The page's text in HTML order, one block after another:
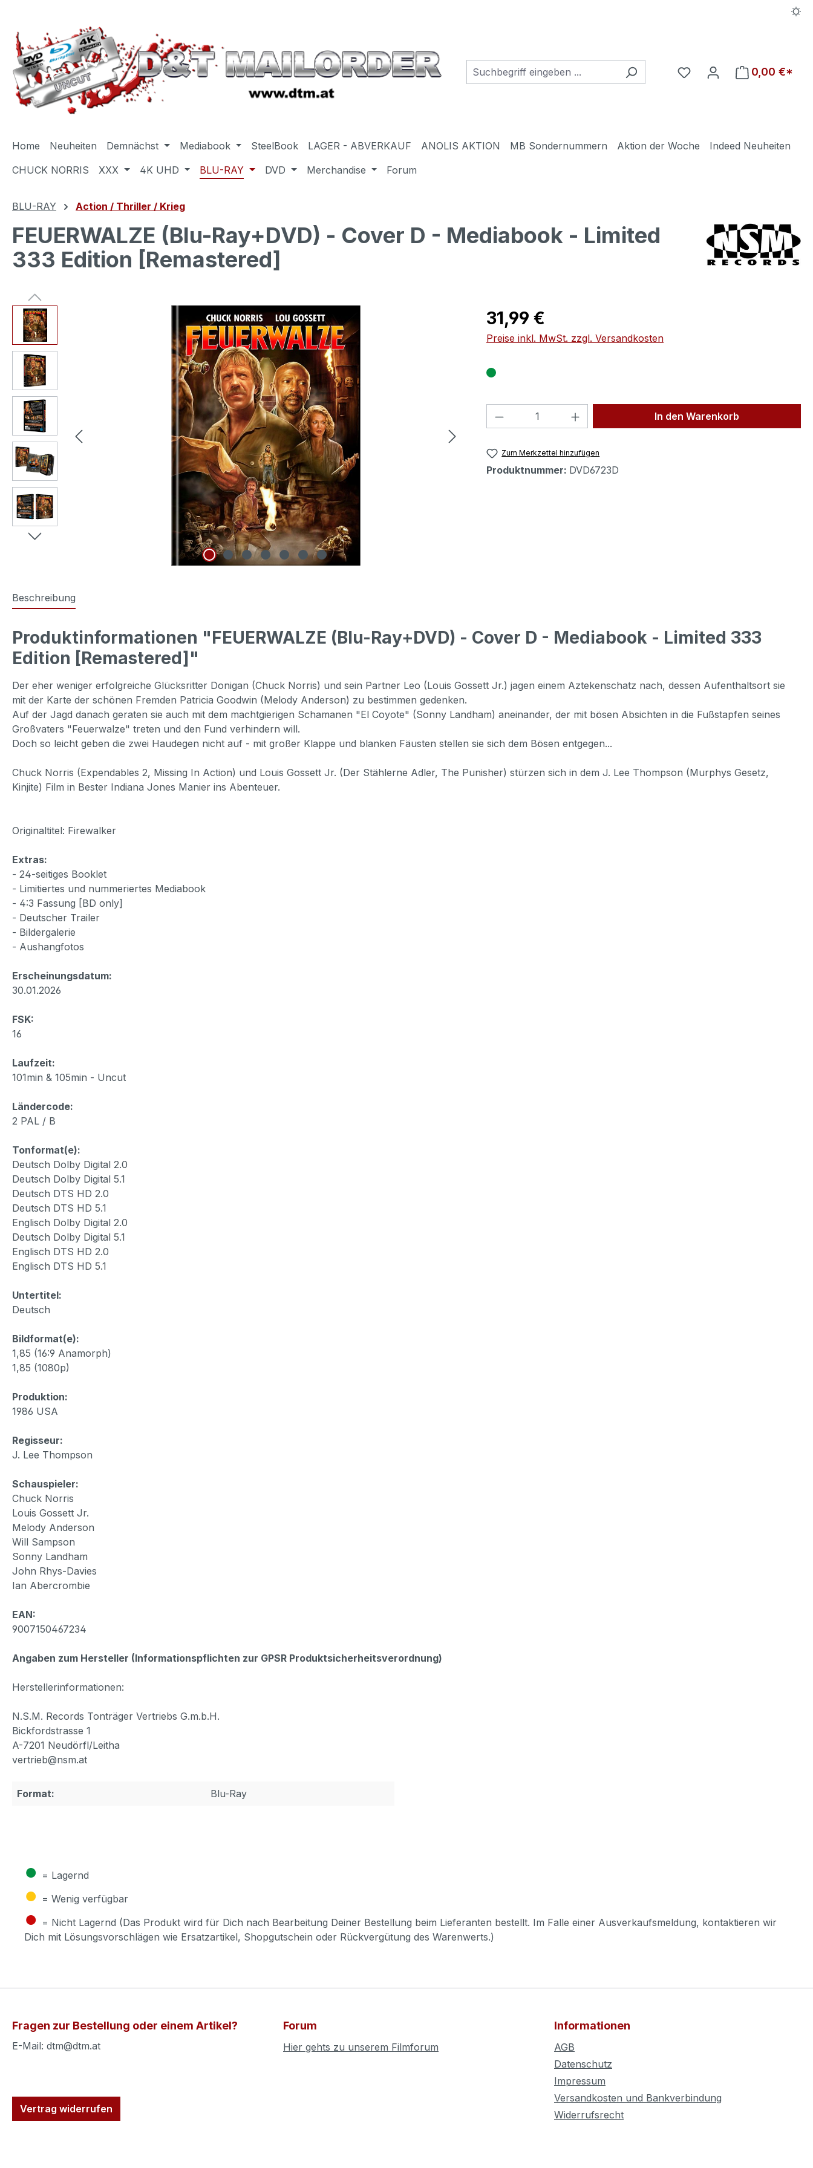
Du hast 0 Produkte auf
0,00 €*
Home Neuheiten Demnächst Mediabook SteelBook LAGER - ABVERKAUF ANOLIS AKTION MB Sondernummern Aktion der Woche
Indeed Neuheiten
CHUCK NORRIS
XXX 4K UHD BLU-RAY DVD Merchandise Forum
BLU-RAY Action / Thriller / Krieg
FEUERWALZE (Blu-Ray+DVD) - Cover D - Mediabook - Limited
333 Edition [Remastered]
Bildergalerie überspringen Regulärer Preis:
31,99 €
Preise inkl. MwSt. zzgl. Versandkosten
Produkt Anzahl: Gib den gewünschten Wert
In den Warenkorb
Zum Merkzettel hinzufügen
Produktnummer: DVD6723D
Beschreibung
Produktinformationen "FEUERWALZE (Blu-Ray+DVD) - Cover D - Mediabook - Limited 333
Edition [Remastered]"
Der eher weniger erfolgreiche Glücksritter Donigan (Chuck Norris) und sein Partner Leo (Louis Gossett Jr.) jagen einem Aztekenschatz nach, dessen Aufenthaltsort sie
mit der Karte der schönen Fremden Patricia Goodwin (Melody Anderson) zu bestimmen gedenken.
Auf der Jagd danach geraten sie auch mit dem machtgierigen Schamanen "El Coyote" (Sonny Landham) aneinander, der mit bösen Absichten in die Fußstapfen seines
Großvaters "Feuerwalze" treten und den Fund verhindern will.
Doch so leicht geben die zwei Haudegen nicht auf - mit großer Klappe und blanken Fäusten stellen sie sich dem Bösen entgegen...
Chuck Norris (Expendables 2, Missing In Action) und Louis Gossett Jr. (Der Stählerne Adler, The Punisher) stürzen sich in dem J. Lee Thompson (Murphys Gesetz,
Kinjite) Film in Bester Indiana Jones Manier ins Abenteuer.
Originaltitel: Firewalker
Extras:
- 24-seitiges Booklet
- Limitiertes und nummeriertes Mediabook
- 4:3 Fassung [BD only]
- Deutscher Trailer
- Bildergalerie
- Aushangfotos
Erscheinungsdatum:
30.01.2026
FSK:
16
Laufzeit:
101min & 105min - Uncut
Ländercode:
2 PAL / B
Tonformat(e):
Deutsch Dolby Digital 2.0
Deutsch Dolby Digital 5.1
Deutsch DTS HD 2.0
Deutsch DTS HD 5.1
Englisch Dolby Digital 2.0
Deutsch Dolby Digital 5.1
Englisch DTS HD 2.0
Englisch DTS HD 5.1
Untertitel:
Deutsch
Bildformat(e):
1,85 (16:9 Anamorph)
1,85 (1080p)
Produktion:
1986 USA
Regisseur:
J. Lee Thompson
Schauspieler:
Chuck Norris
Louis Gossett Jr.
Melody Anderson
Will Sampson
Sonny Landham
John Rhys-Davies
Ian Abercrombie
EAN:
9007150467234
Angaben zum Hersteller (Informationspflichten zur GPSR Produktsicherheitsverordnung)
Herstellerinformationen:
N.S.M. Records Tonträger Vertriebs G.m.b.H.
Bickfordstrasse 1
A-7201 Neudörfl/Leitha
vertrieb@nsm.at
Format: Blu-Ray
● = Lagernd
● = Wenig verfügbar
● = Nicht Lagernd (Das Produkt wird für Dich nach Bearbeitung Deiner Bestellung beim Lieferanten bestellt. Im Falle einer Ausverkaufsmeldung, kontaktieren wir
Dich mit Lösungsvorschlägen wie Ersatzartikel, Shopgutschein oder Rückvergütung des Warenwerts.)
Fragen zur Bestellung oder einem Artikel?
E-Mail: dtm@dtm.at
Vertrag widerrufen
Forum
Hier gehts zu unserem Filmforum
Informationen
AGB
Datenschutz
Impressum
Versandkosten und Bankverbindung
Widerrufsrecht